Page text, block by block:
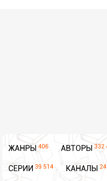
ЖАНРЫ 406 АВТОРЫ 332
СЕРИИ 39 514 КАНАЛЫ 24